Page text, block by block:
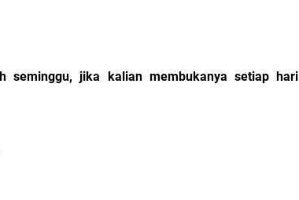
seminggu, jika kalian membukanya setiap hari